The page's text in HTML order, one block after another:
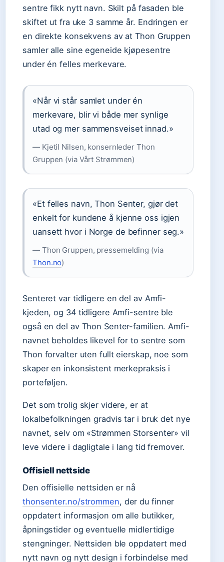
sentre fikk nytt navn. Skilt på fasaden ble
skiftet ut fra uke 3 samme år. Endringen er
en direkte konsekvens av at Thon Gruppen
samler alle sine egeneide kjøpesentre
under én felles merkevare.
«Når vi står samlet under én
merkevare, blir vi både mer synlige
utad og mer sammensveiset innad.»
— Kjetil Nilsen, konsernleder Thon
Gruppen (via Vårt Strømmen)
«Et felles navn, Thon Senter, gjør det
enkelt for kundene å kjenne oss igjen
uansett hvor i Norge de befinner seg.»
— Thon Gruppen, pressemelding (via
Thon.no)
Senteret var tidligere en del av Amfi-
kjeden, og 34 tidligere Amfi-sentre ble
også en del av Thon Senter-familien. Amfi-
navnet beholdes likevel for to sentre som
Thon forvalter uten fullt eierskap, noe som
skaper en inkonsistent merkepraksis i
porteføljen.
Det som trolig skjer videre, er at
lokalbefolkningen gradvis tar i bruk det nye
navnet, selv om «Strømmen Storsenter» vil
leve videre i dagligtale i lang tid fremover.
Offisiell nettside
Den offisielle nettsiden er nå
thonsenter.no/strommen, der du finner
oppdatert informasjon om alle butikker,
åpningstider og eventuelle midlertidige
stengninger. Nettsiden ble oppdatert med
nytt navn og nytt design i forbindelse med